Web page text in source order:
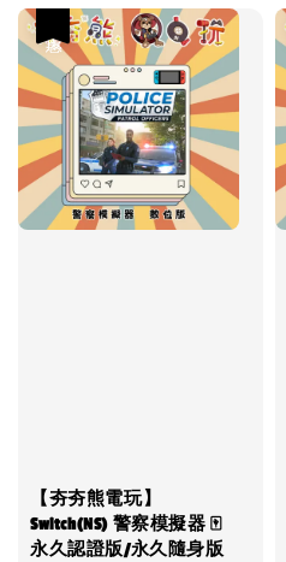
【夯夯熊電玩】
Switch(NS) 警察模擬器 🀄
永久認證版/永久隨身版